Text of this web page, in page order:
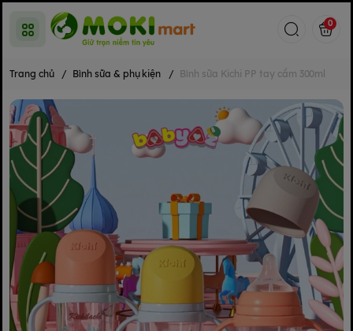
0
Trang chủ / Bình sữa & phụ kiện / Bình sữa Kichi PP tay cầm 300ml